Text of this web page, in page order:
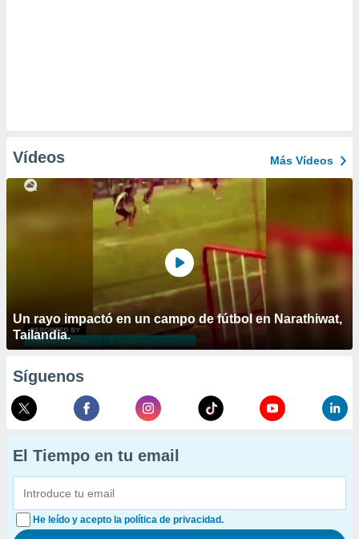
Vídeos Más Vídeos
Un rayo impactó en un campo de fútbol en Narathiwat,
Tailandia.
Síguenos
El Tiempo en tu email
He leído y acepto la política de privacidad.